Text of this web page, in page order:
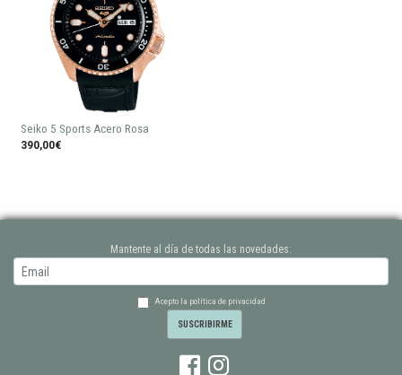
Seiko 5 Sports Acero Rosa
390,00€
Mantente al día de todas las novedades:
Acepto la política de privacidad